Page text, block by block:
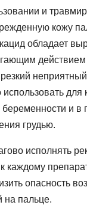
и
кожу
обладает
для
и в
грудью.
исполнять
каждому
опасность
на пальце.